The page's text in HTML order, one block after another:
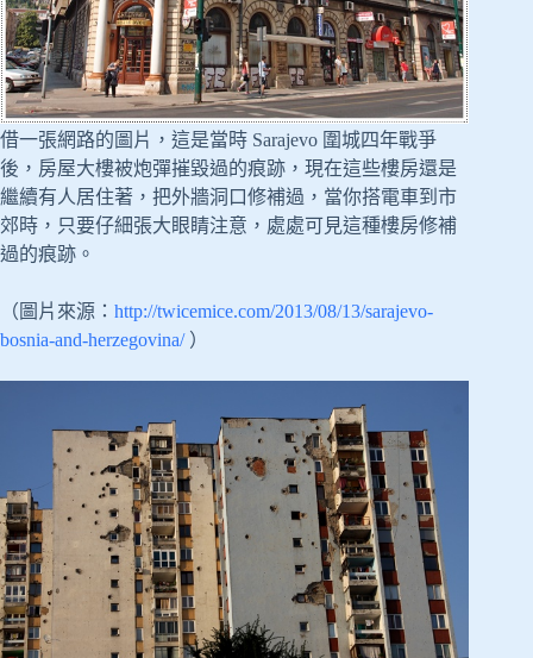
借一張網路的圖片，這是當時 Sarajevo 圍城四年戰爭
後，房屋大樓被炮彈摧毀過的痕跡，現在這些樓房還是
繼續有人居住著，把外牆洞口修補過，當你搭電車到市
郊時，只要仔細張大眼睛注意，處處可見這種樓房修補
過的痕跡。
（圖片來源： http://twicemice.com/2013/08/13/sarajevo-
bosnia-and-herzegovina/）